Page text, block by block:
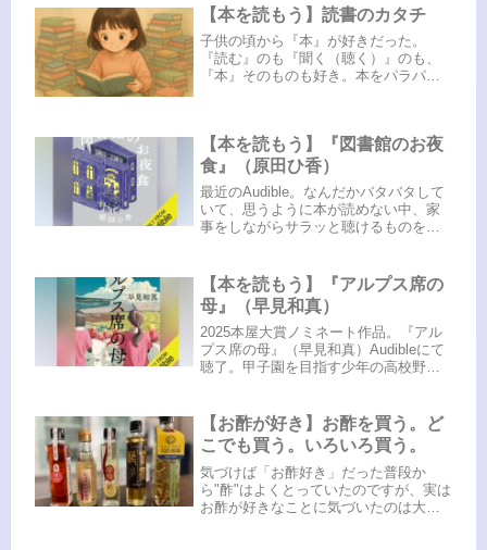
当時はまだ千葉市花見川という住所表
記でした。ここでよく友達...
【本を読もう】読書のカタチ
子供の頃から『本』が好きだった。
『読む』のも『聞く（聴く）』のも、
『本』そのものも好き。本をパラパラ
選ぶとかよく言うけれど。読みたい...
【本を読もう】『図書館のお夜
食』（原田ひ香）
最近のAudible。なんだかバタバタして
いて、思うように本が読めない中、家
事をしながらサラッと聴けるものを選
と好きだ！と思ったから。「図書館」
といっても、会員制の夜だけし...
【本を読もう】『アルプス席の
母』（早見和真）
2025本屋大賞ノミネート作品。『アル
プス席の母』（早見和真）Audibleにて
聴了。甲子園を目指す少年の高校野球
かれています。スカウトから声がかか
らなかった甲子園常連校で...
【お酢が好き】お酢を買う。ど
こでも買う。いろいろ買う。
気づけば「お酢好き」だった普段か
ら"酢"はよくとっていたのですが、実は
お酢が好きなことに気づいたのは大人